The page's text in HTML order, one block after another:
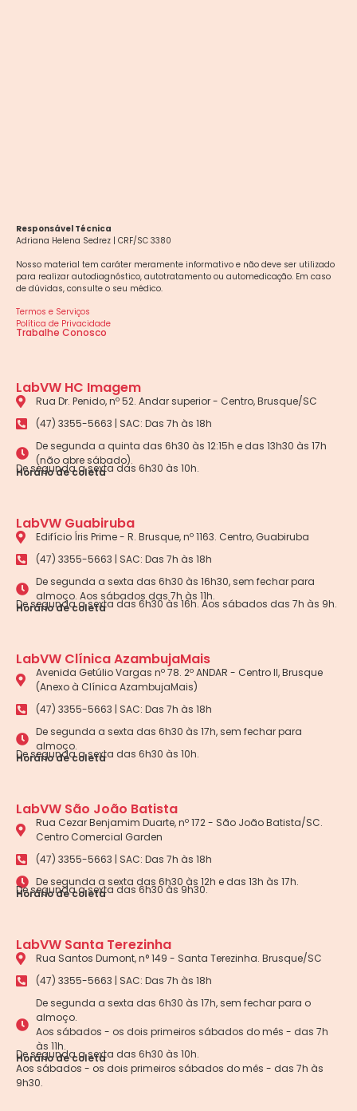
Responsável Técnica
Adriana Helena Sedrez | CRF/SC 3380
Nosso material tem caráter meramente informativo e não deve ser utilizado
para realizar autodiagnóstico, autotratamento ou automedicação. Em caso
de dúvidas, consulte o seu médico.
Termos e Serviços
Política de Privacidade
Trabalhe Conosco
LabVW HC Imagem
Rua Dr. Penido, nº 52. Andar superior - Centro, Brusque/SC
(47) 3355-5663 | SAC: Das 7h às 18h
De segunda a quinta das 6h30 às 12:15h e das 13h30 às 17h
(não abre sábado).
Horário de coleta
De segunda a sexta das 6h30 às 10h.
LabVW Guabiruba
Edifício Íris Prime - R. Brusque, nº 1163. Centro, Guabiruba
(47) 3355-5663 | SAC: Das 7h às 18h
De segunda a sexta das 6h30 às 16h30, sem fechar para
almoço. Aos sábados das 7h às 11h.
Horário de coleta
De segunda a sexta das 6h30 às 16h. Aos sábados das 7h às 9h.
LabVW Clínica AzambujaMais
Avenida Getúlio Vargas nº 78. 2º ANDAR - Centro II, Brusque
(Anexo à Clínica AzambujaMais)
(47) 3355-5663 | SAC: Das 7h às 18h
De segunda a sexta das 6h30 às 17h, sem fechar para
almoço.
Horário de coleta
De segunda a sexta das 6h30 às 10h.
LabVW São João Batista
Rua Cezar Benjamim Duarte, nº 172 - São João Batista/SC.
Centro Comercial Garden
(47) 3355-5663 | SAC: Das 7h às 18h
De segunda a sexta das 6h30 às 12h e das 13h às 17h.
Horário de coleta
De segunda a sexta das 6h30 às 9h30.
LabVW Santa Terezinha
Rua Santos Dumont, n° 149 - Santa Terezinha. Brusque/SC
(47) 3355-5663 | SAC: Das 7h às 18h
De segunda a sexta das 6h30 às 17h, sem fechar para o
almoço.
Aos sábados - os dois primeiros sábados do mês - das 7h
às 11h.
Horário de coleta
De segunda a sexta das 6h30 às 10h.
Aos sábados - os dois primeiros sábados do mês - das 7h às
9h30.